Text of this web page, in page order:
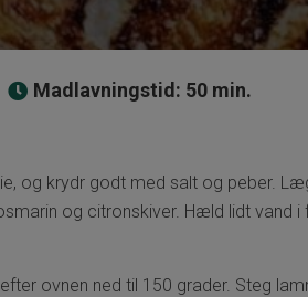
Madlavningstid: 50 min.
og krydr godt med salt og peber.
og citronskiver. Hæld lidt vand
ovnen ned til 150 grader. Steg